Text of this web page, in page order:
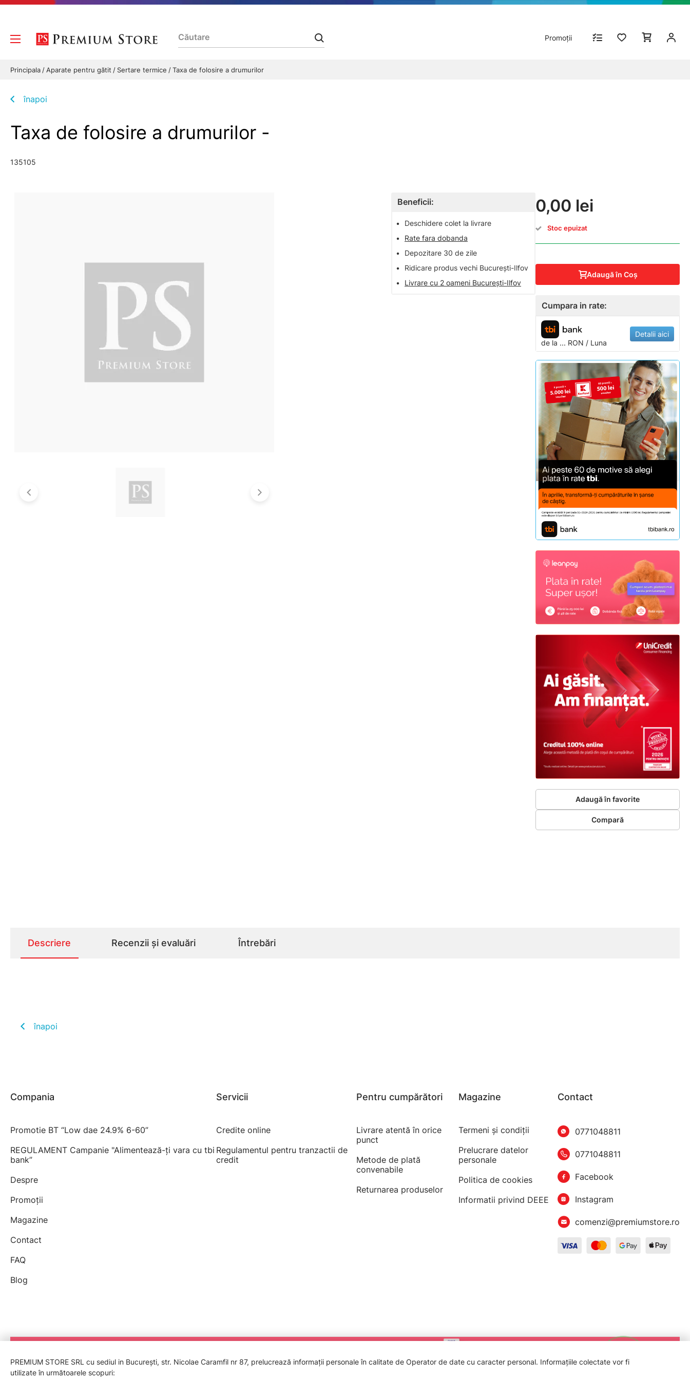
Promoții
Principala Aparate pentru gătit Sertare termice Taxa de folosire a drumurilor
înapoi
Taxa de folosire a drumurilor -
135105
Beneficii:
•
Deschidere colet la livrare
•
Rate fara dobanda
•
Depozitare 30 de zile
•
Ridicare produs vechi București-Ilfov
•
Livrare cu 2 oameni București-Ilfov
0,00 lei
Stoc epuizat
Adaugă în Coş
Cumpara in rate:
de la ... RON / Luna
Detalii aici
Adaugă în favorite
Compară
Descriere Recenzii și evaluări Întrebări
înapoi
Compania
Promotie BT “Low dae 24.9% 6-60”
REGULAMENT Campanie "Alimentează-ți vara cu tbi
bank”
Despre
Promoții
Magazine
Contact
FAQ
Blog
Servicii
Credite online
Regulamentul pentru tranzactii de
credit
Pentru cumpărători
Livrare atentă în orice
punct
Metode de plată
convenabile
Returnarea produselor
Magazine
Termeni şi condiţii
Prelucrare datelor
personale
Politica de cookies
Informatii privind DEEE
Contact
0771048811
0771048811
Facebook
Instagram
comenzi@premiumstore.ro
PREMIUM STORE SRL cu sediul in București, str. Nicolae Caramfil nr 87, prelucrează informații personale în calitate de Operator de date cu caracter personal. Informațiile colectate vor fi
utilizate în următoarele scopuri: